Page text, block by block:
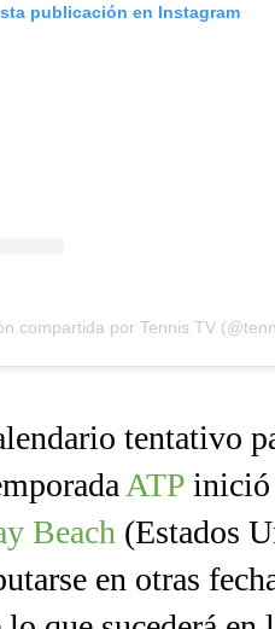
publicación en Instagram
compartida por Tennis TV
tentativo
ATP inició
Beach (Estados
en otras